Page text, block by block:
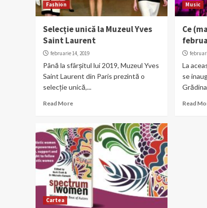
Fashion
Selecție unică la Muzeul Yves
Saint Laurent
februarie 14, 2019
Până la sfârșitul lui 2019, Muzeul Yves
Saint Laurent din Paris prezintă o
selecție unică,...
Read More
Music
Ce
La
se
Read
Cartea